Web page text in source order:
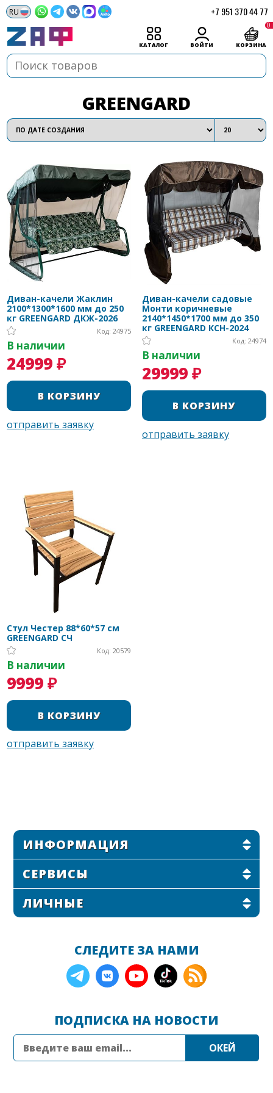
+7 951 370 44 77
КАТАЛОГ ВОЙТИ КОРЗИНА
0
GREENGARD
Диван-качели Жаклин
2100*1300*1600 мм до 250
кг GREENGARD ДКЖ-2026
Код: 24975
В наличии
24999 ₽
Диван-качели садовые
Монти коричневые
2140*1450*1700 мм до 350
кг GREENGARD КСН-2024
Код: 24974
В наличии
29999 ₽
Стул Честер 88*60*57 см
GREENGARD СЧ
Код: 20579
В наличии
9999 ₽
ИНФОРМАЦИЯ
СЕРВИСЫ
ЛИЧНЫЕ
СЛЕДИТЕ ЗА НАМИ
ПОДПИСКА НА НОВОСТИ